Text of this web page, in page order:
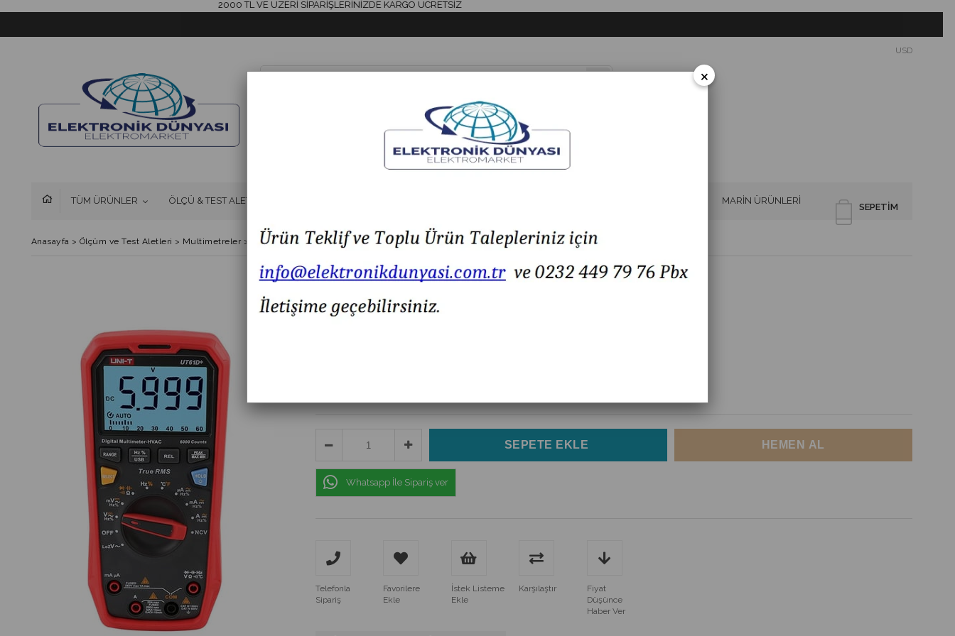
2000 TL VE ÜZERİ SİPARİŞLERİNİZDE KARGO ÜCRETSİZ
USD
SEPETIM
TÜM ÜRÜNLER ÖLÇÜ & TEST ALETLERİ MARİN ÜRÜNLERİ
Anasayfa > Ölçüm ve Test Aletleri > Multimetreler > Unit UT61D+ 1000V True Rms Dijital Multimetre
Unit UT61D+ 1000V True Rms Dijital Multimetre
Whatsapp İle Sipariş ver
Telefonla
Sipariş
Favorilere
Ekle
İstek Listeme
Ekle
Karşılaştır
Fiyat
Düşünce
Haber Ver
×